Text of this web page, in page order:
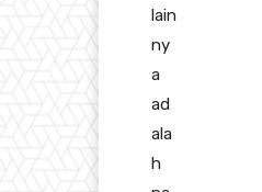
lain
ny
a
ad
ala
h